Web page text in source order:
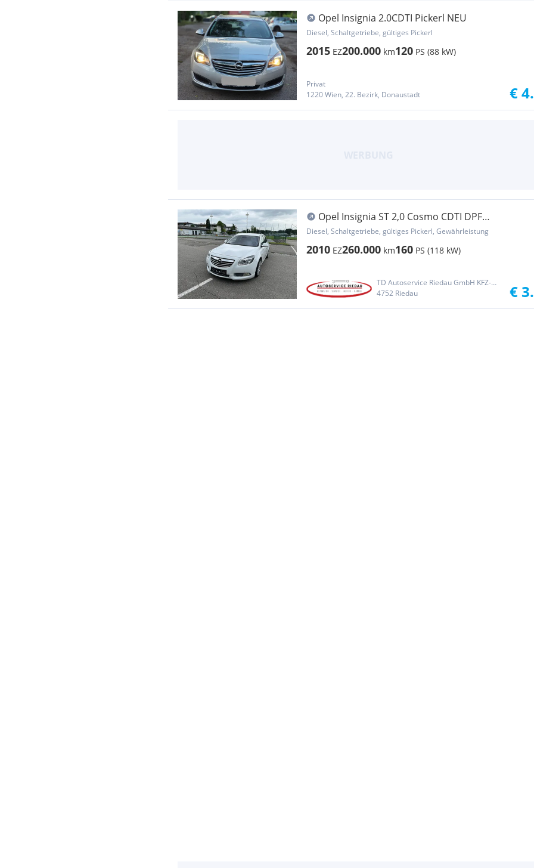
Opel Insignia 2.0CDTI Pickerl NEU
Diesel, Schaltgetriebe, gültiges Pickerl
2015 EZ200.000 km120 PS (88 kW)
Privat
1220 Wien, 22. Bezirk, Donaustadt
€
Opel Insignia ST 2,0 Cosmo CDTI DPF
*Leder*Xenon*Kli...
Diesel, Schaltgetriebe, gültiges Pickerl, Gewährleistung
2010 EZ260.000 km160 PS (118 kW)
TD Autoservice Riedau GmbH KFZ-Handel und Technik
4752 Riedau
€